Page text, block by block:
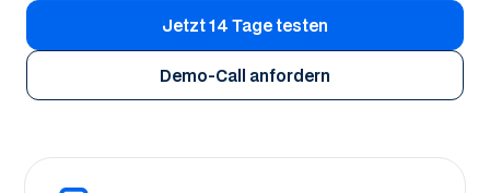
Jetzt 14 Tage testen
Demo-Call anfordern